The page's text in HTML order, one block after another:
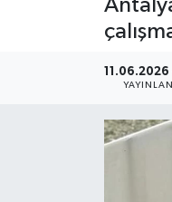
11.06.2026
EKONOMİ
SİYASET
Süper Lig Puan
Haber Arşivi